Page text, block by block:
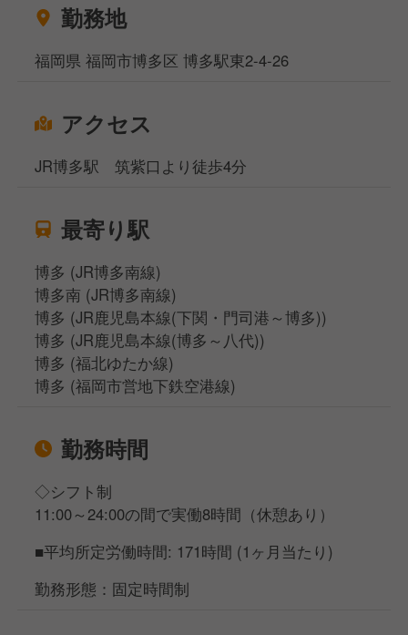
勤務地
福岡県 福岡市博多区 博多駅東2-4-26
アクセス
JR博多駅 筑紫口より徒歩4分
最寄り駅
博多 (JR博多南線)
博多南 (JR博多南線)
博多 (JR鹿児島本線(下関・門司港～博多))
博多 (JR鹿児島本線(博多～八代))
博多 (福北ゆたか線)
博多 (福岡市営地下鉄空港線)
勤務時間
◇シフト制
11:00～24:00の間で実働8時間（休憩あり）
■平均所定労働時間: 171時間 (1ヶ月当たり)
勤務形態：固定時間制